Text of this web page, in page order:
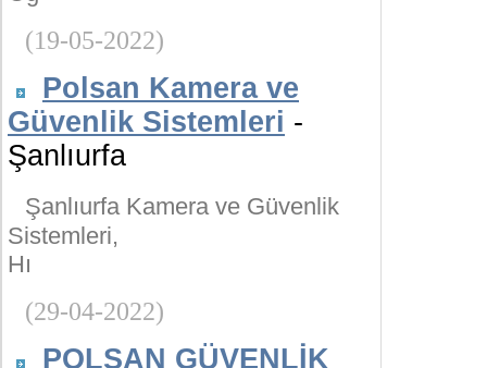
(19-05-2022)
Polsan Kamera ve
Güvenlik Sistemleri -
Şanlıurfa
Şanlıurfa Kamera ve Güvenlik
Sistemleri,
Hı
(29-04-2022)
POLSAN GÜVENLİK